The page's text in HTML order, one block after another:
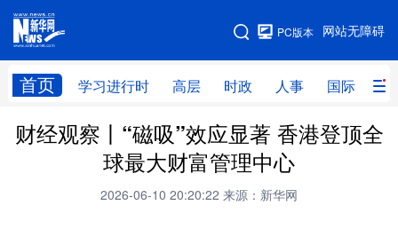
网站无障碍
PC版本
首页 学习进行时 高层 时政 人事 国际 财
网站地图
学习进行时 高层 时政 人事
财经 网评
财经观察丨“磁吸”效应显著 香港登顶全
球最大财富管理中心
2026-06-10 20:20:22 来源：新华网